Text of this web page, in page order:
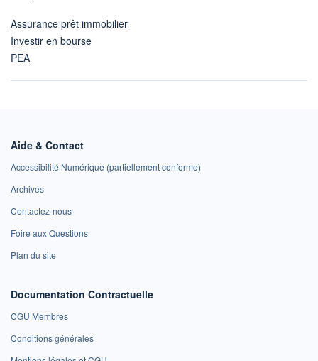
Assurance prêt immobilier
Investir en bourse
PEA
Aide & Contact
Accessibilité Numérique (partiellement conforme)
Archives
Contactez-nous
Foire aux Questions
Plan du site
Documentation Contractuelle
CGU Membres
Conditions générales